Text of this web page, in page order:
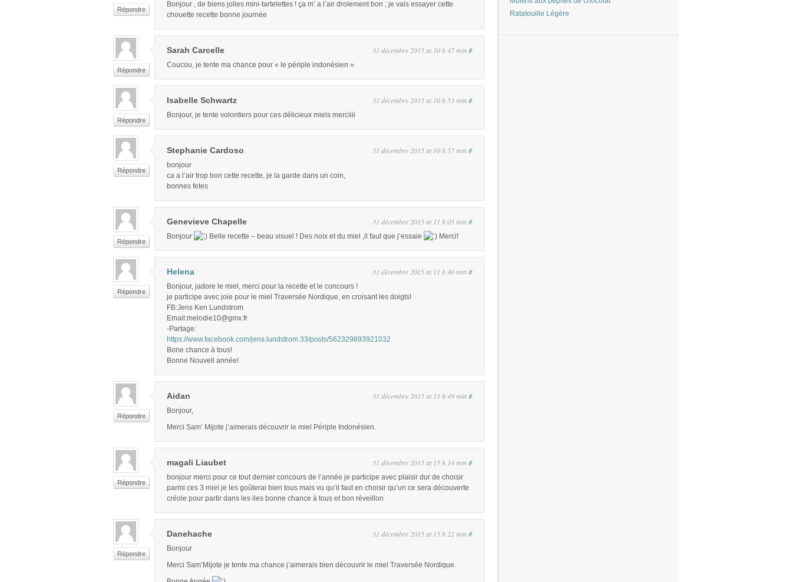
Répondre
Bonjour , de biens jolies mini-tartelettes ! ça m’ a l’air drolement bon ; je vais essayer cette
chouette recette bonne journée
Répondre
Sarah Carcelle 31 décembre 2015 at 10 h 47 min #
Coucou, je tente ma chance pour « le périple indonésien »
Répondre
Isabelle Schwartz 31 décembre 2015 at 10 h 53 min #
Bonjour, je tente volontiers pour ces délicieux miels merciiii
Répondre
Stephanie Cardoso 31 décembre 2015 at 10 h 57 min #
bonjour
ca a l’air trop bon cette recette, je la garde dans un coin,
bonnes fetes
Répondre
Genevieve Chapelle 31 décembre 2015 at 11 h 05 min #
Bonjour Belle recette – beau visuel ! Des noix et du miel ,il faut que j’essaie Merci!
Répondre
Helena 31 décembre 2015 at 11 h 40 min #
Bonjour, jadore le miel, merci pour la recette et le concours !
je participe avec joie pour le miel Traversée Nordique, en croisant les doigts!
FB:Jens Ken Lundstrom
Email:melodie10@gmx.fr
-Partage:
https://www.facebook.com/jens.lundstrom.33/posts/562329893921032
Bone chance à tous!
Bonne Nouvell année!
Répondre
Aidan 31 décembre 2015 at 13 h 49 min #
Bonjour,
Merci Sam’ Mijote j’aimerais découvrir le miel Périple Indonésien.
Répondre
magali Liaubet 31 décembre 2015 at 15 h 14 min #
bonjour merci pour ce tout dernier concours de l’année je participe avec plaisir dur de choisir
parmi ces 3 miel je les goûterai bien tous mais vu qu’il faut en choisir qu’un ce sera découverte
créole pour partir dans les iles bonne chance à tous et bon réveillon
Répondre
Danehache 31 décembre 2015 at 15 h 22 min #
Bonjour
Merci Sam’Mijote je tente ma chance j’aimerais bien découvrir le miel Traversée Nordique.
Ratatouille Légère